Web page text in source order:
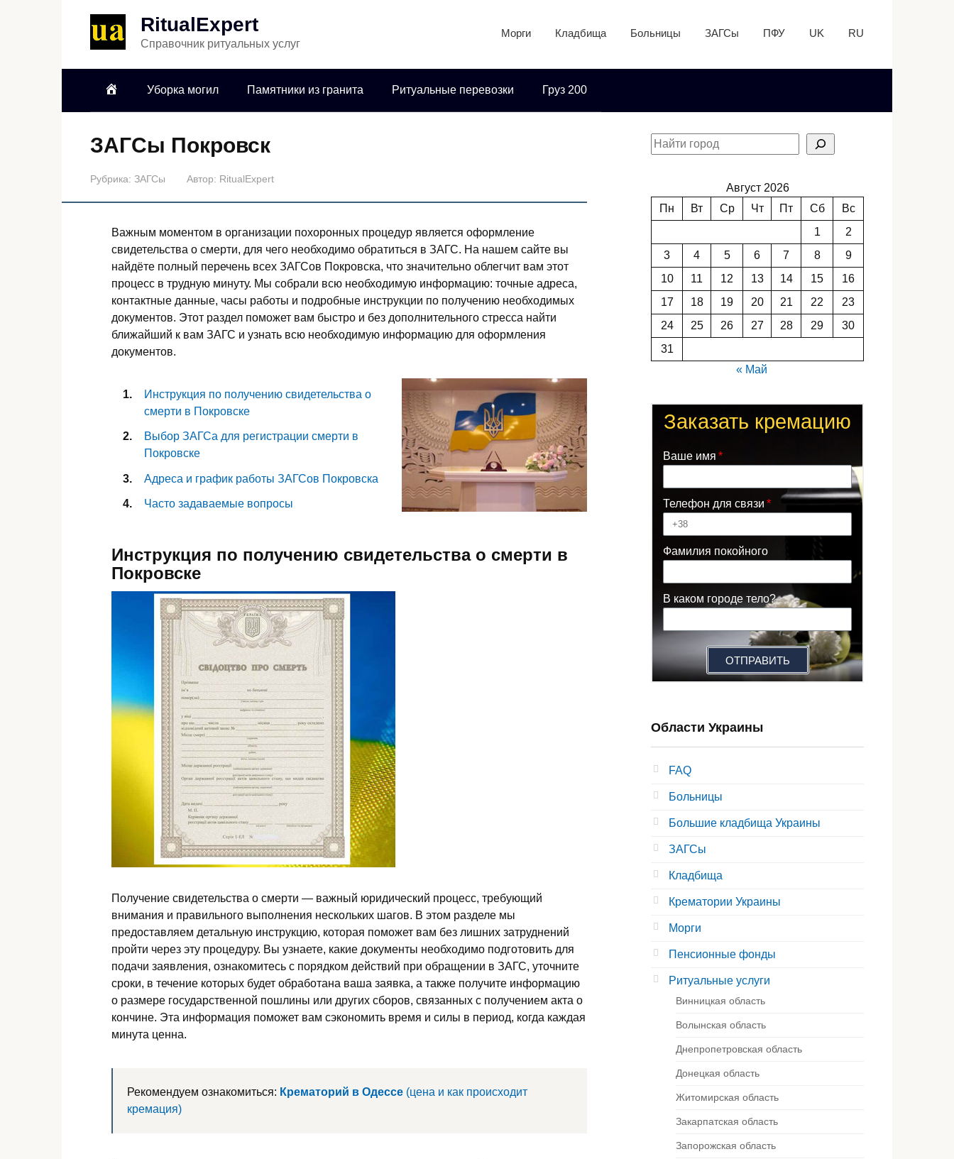
RitualExpert
Справочник ритуальных услуг
Морги Кладбища Больницы ЗАГСы ПФУ UK RU
Уборка могил Памятники из гранита Ритуальные перевозки Груз 200
ЗАГСы Покровск
Рубрика: ЗАГСы Автор: RitualExpert
Важным моментом в организации похоронных процедур является оформление
свидетельства о смерти, для чего необходимо обратиться в ЗАГС. На нашем сайте вы
найдёте полный перечень всех ЗАГСов Покровска, что значительно облегчит вам этот
процесс в трудную минуту. Мы собрали всю необходимую информацию: точные адреса,
контактные данные, часы работы и подробные инструкции по получению необходимых
документов. Этот раздел поможет вам быстро и без дополнительного стресса найти
ближайший к вам ЗАГС и узнать всю необходимую информацию для оформления
документов.
Инструкция по получению свидетельства о
смерти в Покровске
Выбор ЗАГСа для регистрации смерти в
Покровске
Адреса и график работы ЗАГСов Покровска
Часто задаваемые вопросы
Инструкция по получению свидетельства о смерти в
Покровске
Получение свидетельства о смерти — важный юридический процесс, требующий
внимания и правильного выполнения нескольких шагов. В этом разделе мы
предоставляем детальную инструкцию, которая поможет вам без лишних затруднений
пройти через эту процедуру. Вы узнаете, какие документы необходимо подготовить для
подачи заявления, ознакомитесь с порядком действий при обращении в ЗАГС, уточните
сроки, в течение которых будет обработана ваша заявка, а также получите информацию
о размере государственной пошлины или других сборов, связанных с получением акта о
кончине. Эта информация поможет вам сэкономить время и силы в период, когда каждая
минута ценна.
Рекомендуем ознакомиться: Крематорий в Одессе (цена и как происходит
кремация)
Август 2026
Пн
Вт Ср Чт Пт Сб
Вс
1
2
3
4 5 6 7 8
9
10
11 12 13 14 15
16
17
18 19 20 21 22
23
24
25 26 27 28 29
30
31
« Май
Заказать кремацию
Ваше имя
Телефон для связи
Фамилия покойного
В каком городе тело?
ОТПРАВИТЬ
Области Украины
FAQ
Больницы
Большие кладбища Украины
ЗАГСы
Кладбища
Крематории Украины
Морги
Пенсионные фонды
Ритуальные услуги
Винницкая область
Волынская область
Днепропетровская область
Донецкая область
Житомирская область
Закарпатская область
Запорожская область